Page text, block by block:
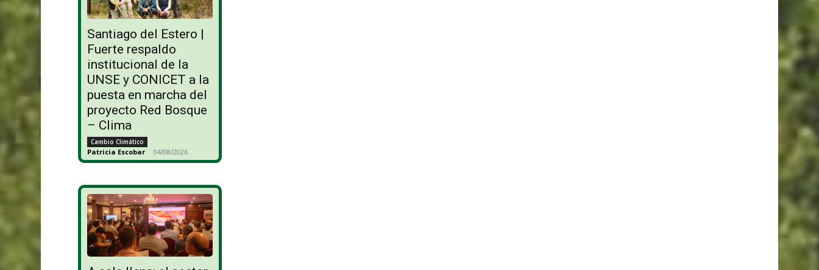
Santiago del Estero |
Fuerte respaldo
institucional de la
UNSE y CONICET a la
puesta en marcha del
proyecto Red Bosque
– Clima
Cambio Climático
Patricia Escobar - 04/08/2026